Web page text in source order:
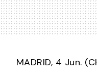
MADRID, 4 Jun.